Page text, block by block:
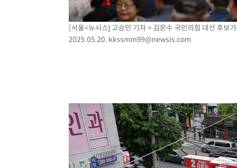
[서울=뉴시스] 고승민 기자 = 김문수 국민의힘 대선 후보
2025.05.20. kkssmm99@newsis.com